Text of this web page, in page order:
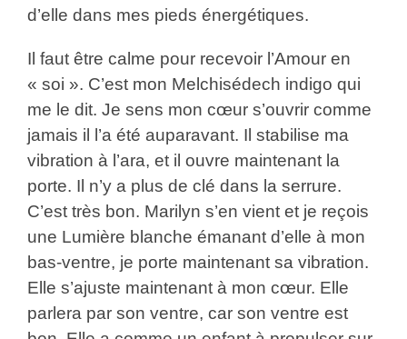
d’elle dans mes pieds énergétiques.
Il faut être calme pour recevoir l’Amour en
« soi ». C’est mon Melchisédech indigo qui
me le dit. Je sens mon cœur s’ouvrir comme
jamais il l’a été auparavant. Il stabilise ma
vibration à l’ara, et il ouvre maintenant la
porte. Il n’y a plus de clé dans la serrure.
C’est très bon. Marilyn s’en vient et je reçois
une Lumière blanche émanant d’elle à mon
bas-ventre, je porte maintenant sa vibration.
Elle s’ajuste maintenant à mon cœur. Elle
parlera par son ventre, car son ventre est